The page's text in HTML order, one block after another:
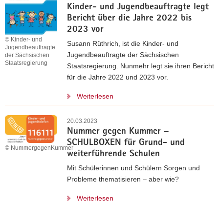
Kinder- und Jugendbeauftragte legt
Bericht über die Jahre 2022 bis
2023 vor
© Kinder- und
Jugendbeauftragte
der Sächsischen
Staatsregierung
Susann Rüthrich, ist die Kinder- und
Jugendbeauftragte der Sächsischen
Staatsregierung. Nunmehr legt sie ihren Bericht
für die Jahre 2022 und 2023 vor.
Weiterlesen
20.03.2023
Nummer gegen Kummer –
SCHULBOXEN für Grund- und
weiterführende Schulen
© NummergegenKummer
Mit Schülerinnen und Schülern Sorgen und
Probleme thematisieren – aber wie?
Weiterlesen